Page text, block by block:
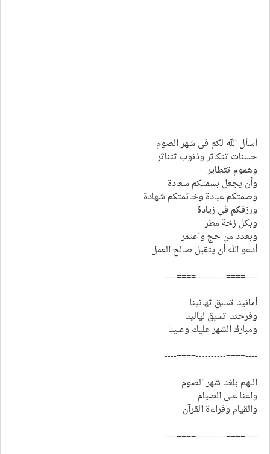
أسأل الله لكم فى شهر الصوم
حسنات تتكاثر وذنوب تتناثر
وهموم تتطاير
وأن يجعل بسمتكم سعادة
وصمتكم عبادة وخاتمتكم شهادة
ورزقكم فى زيادة
وبكل زخة مطر
وبعدد من حج واعتمر
أدعو الله أن يتقبل صالح العمل
----====----------====----
أمانينا تسبق تهانينا
وفرحتنا تسبق ليالينا
ومبارك الشهر عليك وعلينا
----====----------====----
اللهم بلغنا شهر الصوم
واعنا على الصيام
والقيام وقراءة القرآن
----====----------====----